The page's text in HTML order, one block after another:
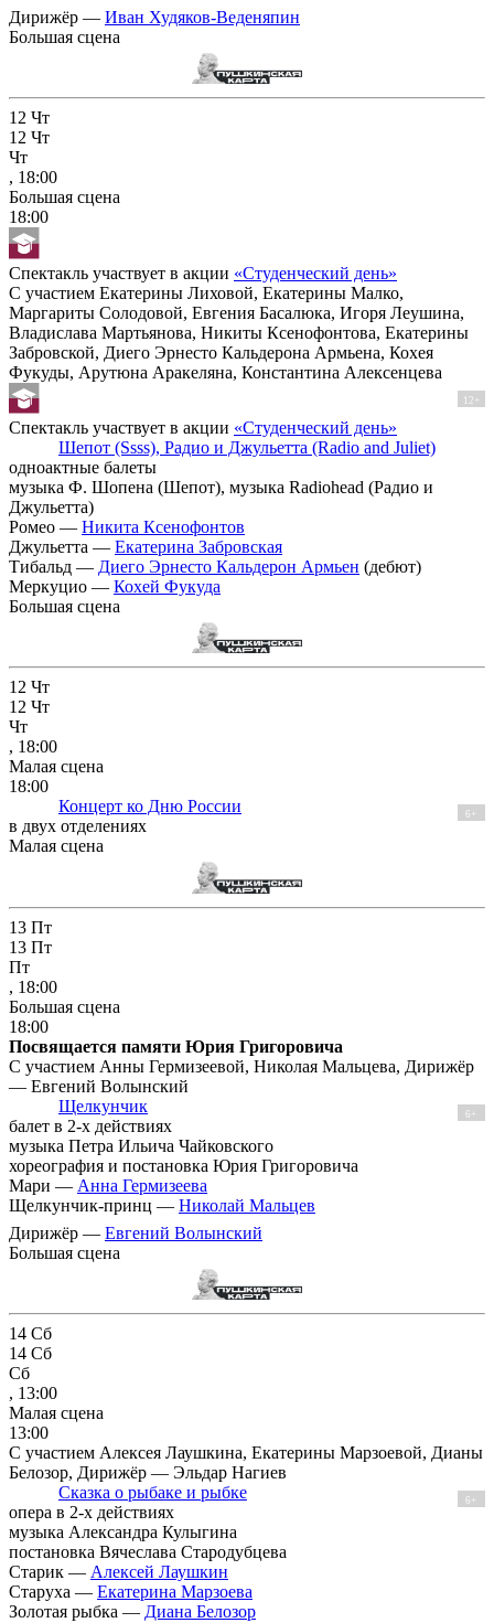
Дирижёр — Иван Худяков-Веденяпин
Большая сцена
12 Чт
12 Чт
Чт
, 18:00
Большая сцена
18:00
Спектакль участвует в акции «Студенческий день»
С участием Екатерины Лиховой, Екатерины Малко,
Маргариты Солодовой, Евгения Басалюка, Игоря Леушина,
Владислава Мартьянова, Никиты Ксенофонтова, Екатерины
Забровской, Диего Эрнесто Кальдерона Армьена, Кохея
Фукуды, Арутюна Аракеляна, Константина Алексенцева
Спектакль участвует в акции «Студенческий день»
Шепот (Ssss), Радио и Джульетта (Radio and Juliet)
12+
одноактные балеты
музыка Ф. Шопена (Шепот), музыка Radiohead (Радио и
Джульетта)
Ромео — Никита Ксенофонтов
Джульетта — Екатерина Забровская
Тибальд — Диего Эрнесто Кальдерон Армьен (дебют)
Меркуцио — Кохей Фукуда
Большая сцена
12 Чт
12 Чт
Чт
, 18:00
Малая сцена
18:00
Концерт ко Дню России
6+
в двух отделениях
Малая сцена
13 Пт
13 Пт
Пт
, 18:00
Большая сцена
18:00
Посвящается памяти Юрия Григоровича
С участием Анны Гермизеевой, Николая Мальцева, Дирижёр
— Евгений Волынский
Щелкунчик
6+
балет в 2-х действиях
музыка Петра Ильича Чайковского
хореография и постановка Юрия Григоровича
Мари — Анна Гермизеева
Щелкунчик-принц — Николай Мальцев
Дирижёр — Евгений Волынский
Большая сцена
14 Сб
14 Сб
Сб
, 13:00
Малая сцена
13:00
С участием Алексея Лаушкина, Екатерины Марзоевой, Дианы
Белозор, Дирижёр — Эльдар Нагиев
Сказка о рыбаке и рыбке
6+
опера в 2-х действиях
музыка Александра Кулыгина
постановка Вячеслава Стародубцева
Старик — Алексей Лаушкин
Старуха — Екатерина Марзоева
Золотая рыбка — Диана Белозор